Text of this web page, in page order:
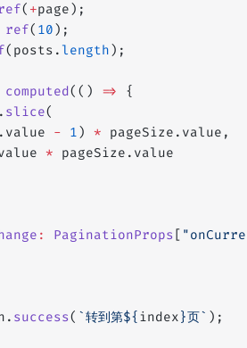
( +page);
ref( 10 );
(posts. length );
computed(() =>
{
slice(
- 1 ) * pageSize.value,
* pageSize.value
: PaginationProps [
success( `转到第${ index }页` );